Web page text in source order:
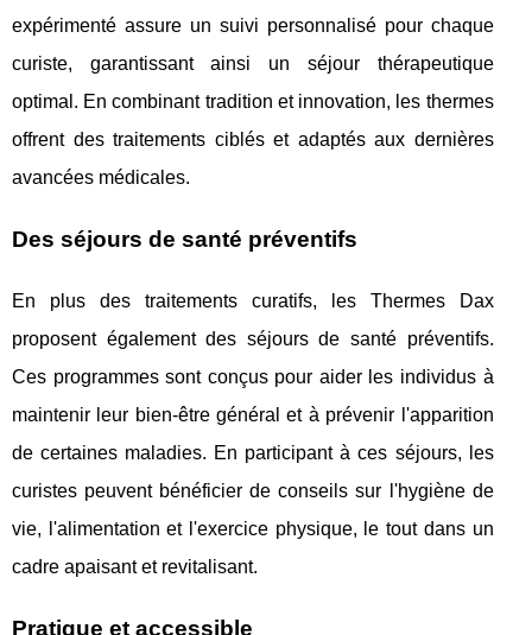
expérimenté assure un suivi personnalisé pour chaque
curiste, garantissant ainsi un séjour thérapeutique
optimal. En combinant tradition et innovation, les thermes
offrent des traitements ciblés et adaptés aux dernières
avancées médicales.
Des séjours de santé préventifs
En plus des traitements curatifs, les Thermes Dax
proposent également des séjours de santé préventifs.
Ces programmes sont conçus pour aider les individus à
maintenir leur bien-être général et à prévenir l'apparition
de certaines maladies. En participant à ces séjours, les
curistes peuvent bénéficier de conseils sur l'hygiène de
vie, l'alimentation et l'exercice physique, le tout dans un
cadre apaisant et revitalisant.
Pratique et accessible